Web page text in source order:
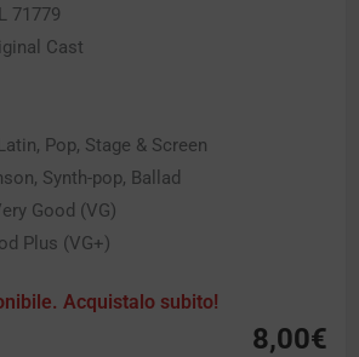
71779
Cast
Pop, Stage & Screen
Synth-pop, Ballad
Good (VG)
Plus (VG+)
Acquistalo subito!
8,00€